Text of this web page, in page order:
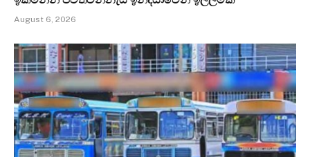
August 6, 2026